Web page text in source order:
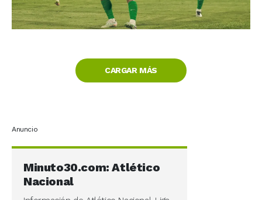
CARGAR MÁS
Anuncio
Minuto30.com: Atlético
Nacional